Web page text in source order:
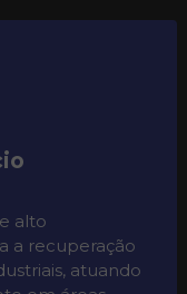
alto
a recuperação
atuando